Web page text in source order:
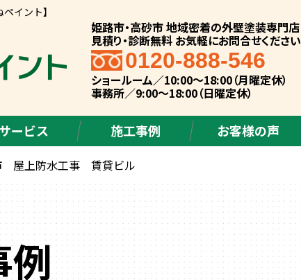
イント】
姫路市・高砂市 地域密着の外壁塗装専門店
見積り・診断無料 お気軽にお問合せください
0120-888-546
ショールーム／10:00～18:00（月曜定休）
事務所／9:00～18:00（日曜定休）
サービス 施工事例 お客様の声
屋上防水工事 賃貸ビル
例